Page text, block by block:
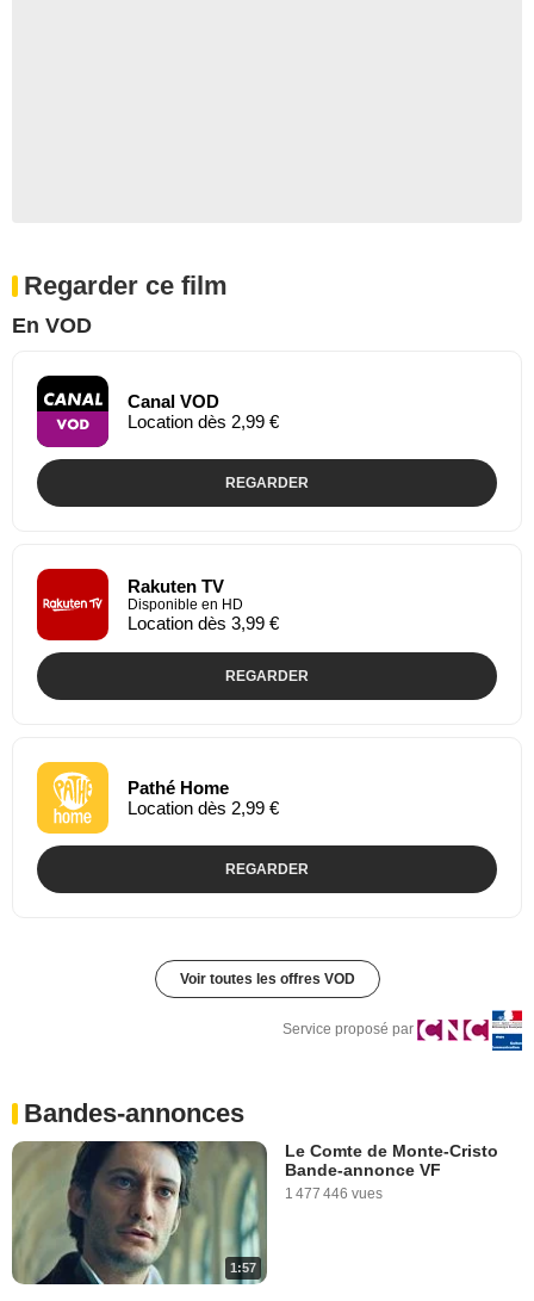
Regarder ce film
En VOD
Canal VOD
Location dès 2,99 €
REGARDER
Rakuten TV
Disponible en HD
Location dès 3,99 €
REGARDER
Pathé Home
Location dès 2,99 €
REGARDER
Voir toutes les offres VOD
Service proposé par
Bandes-annonces
1:57
Le Comte de Monte-Cristo
Bande-annonce VF
1 477 446 vues